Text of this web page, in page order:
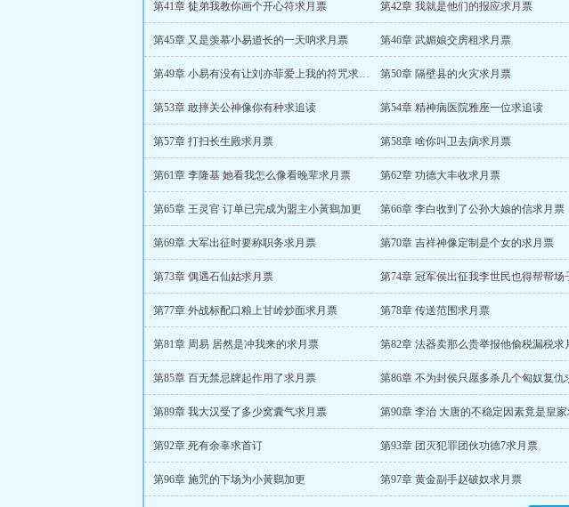
第41章 徒弟我教你画个开心符求月票 第42章 我就是他们的报应求月票
第45章 又是羡慕小易道长的一天呐求月票 第46章 武媚娘交房租求月票
第49章 小易有没有让刘亦菲爱上我的符咒求月票 第50章 隔壁县的火灾求月票
第53章 敢摔关公神像你有种求追读 第54章 精神病医院雅座一位求追读
第57章 打扫长生殿求月票 第58章 啥你叫卫去病求月票
第61章 李隆基 她看我怎么像看晚辈求月票 第62章 功德大丰收求月票
第65章 王灵官 订单已完成为盟主小黃鷄加更 第66章 李白收到了公孙大娘的信求月票
第69章 大军出征时要称职务求月票 第70章 吉祥神像定制是个女的求月票
第73章 偶遇石仙姑求月票
第77章 外战标配口粮上甘岭炒面求月票 第78章 传送范围求月票
第81章 周易 居然是冲我来的求月票 第82章 法器卖那么贵举报他偷税漏税求
第85章 百无禁忌牌起作用了求月票 第86章 不为封侯只愿多杀几个匈奴复仇
第89章 我大汉受了多少窝囊气求月票
第92章 死有余辜求首订 第93章 团灭犯罪团伙功德7求月票
第96章 施咒的下场为小黃鷄加更 第97章 黄金副手赵破奴求月票